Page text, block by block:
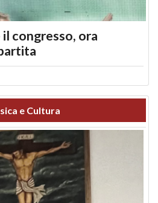
il congresso, ora
e Cultura